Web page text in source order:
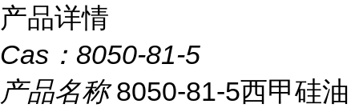
产品详情
Cas： 8050-81-5
产品名称8050-81-5西甲硅油